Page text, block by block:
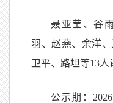
聂亚莹、谷雨
羽、赵燕、余洋
卫平、路坦等13人
公示期：